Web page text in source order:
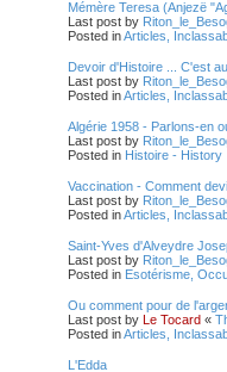
Mémère Teresa (Anjezë
Last post by
Posted inArticles,
Devoir d'Histoire ... C'est
Last post by
Posted inArticles,
Algérie 1958 - Parlons-en
Last post by
Posted in Histoire - History
Vaccination - Comment
Last post by
Posted inArticles,
Saint-Yves d'Alveydre
Last post by
Posted in Esotérisme,
Ou comment pour de
Last post by Le Tocard «
Posted inArticles,
L'Edda